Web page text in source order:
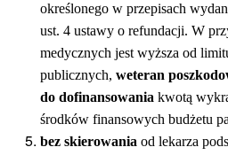
określonego w przepisach
ust. 4 ustawy o refundacji. W
medycznych jest wyższa od
publicznych, weteran
do dofinansowania kwotą
środków finansowych budżetu
bez skierowania od lekarza